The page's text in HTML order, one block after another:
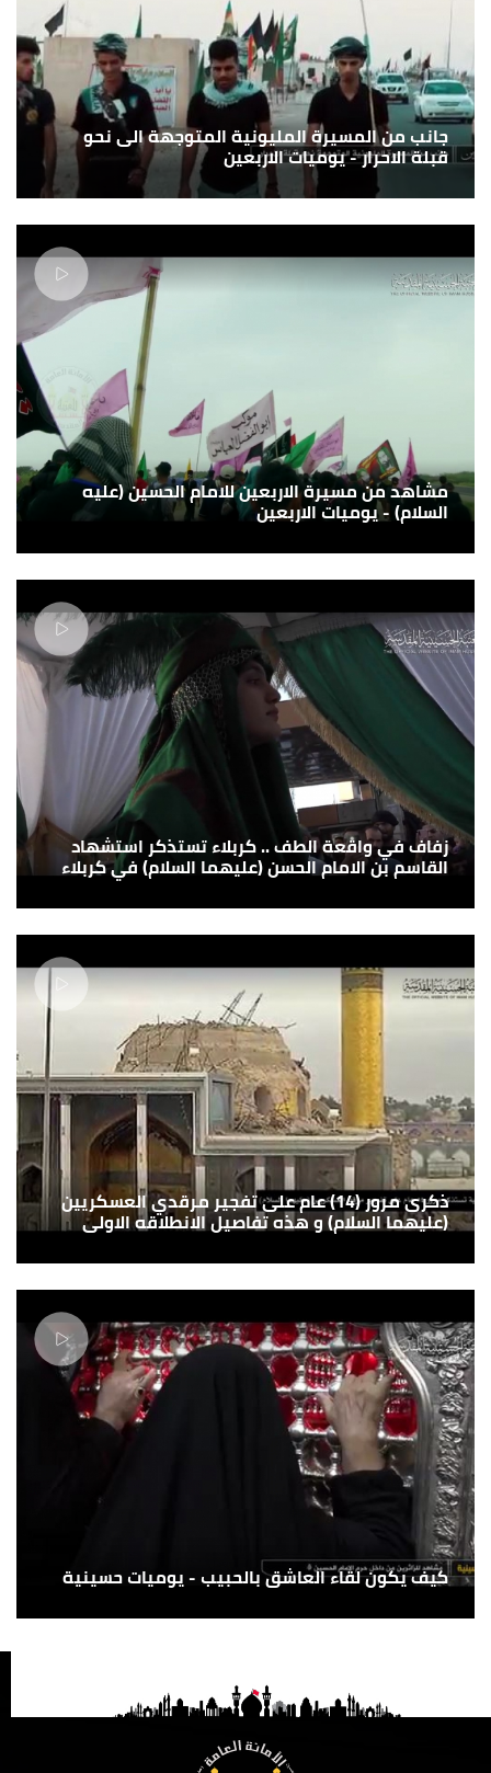
جانب من المسيرة المليونية المتوجهة الى نحو
قبلة الاحرار - يوميات الاربعين
مشاهد من مسيرة الاربعين للامام الحسين (عليه
السلام) - يوميات الاربعين
زفاف في واقعة الطف .. كربلاء تستذكر استشهاد
القاسم بن الامام الحسن (عليهما السلام) في كربلاء
ذكرى مرور (14) عام على تفجير مرقدي العسكريين
(عليهما السلام) و هذه تفاصيل الانطلاقه الاولى
كيف يكون لقاء العاشق بالحبيب - يوميات حسينية